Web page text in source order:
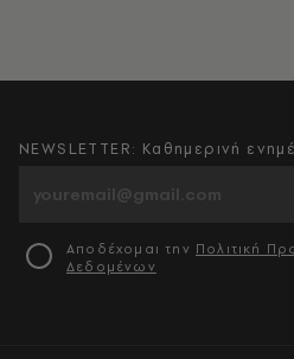
NEWSLETTER: Καθημερινή
Αποδέχομαι την Πολιτική
Δεδομένων